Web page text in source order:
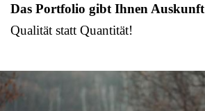
Das Portfolio gibt Ihnen Auskunft
Qualität statt Quantität!